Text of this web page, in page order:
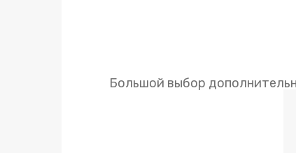
Большой выбор